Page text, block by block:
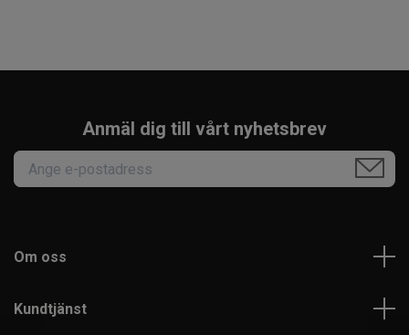
Anmäl dig till vårt nyhetsbrev
Om oss
Kundtjänst